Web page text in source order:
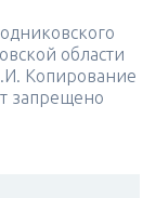
области
Копирование
запрещено